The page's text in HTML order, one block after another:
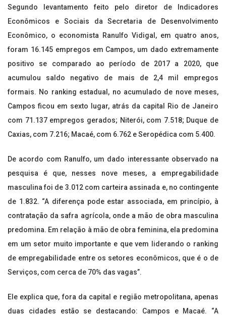
Segundo levantamento feito pelo diretor de Indicadores
Econômicos e Sociais da Secretaria de Desenvolvimento
Econômico, o economista Ranulfo Vidigal, em quatro anos,
foram 16.145 empregos em Campos, um dado extremamente
positivo se comparado ao período de 2017 a 2020, que
acumulou saldo negativo de mais de 2,4 mil empregos
formais. No ranking estadual, no acumulado de nove meses,
Campos ficou em sexto lugar, atrás da capital Rio de Janeiro
com 71.137 empregos gerados; Niterói, com 7.518; Duque de
Caxias, com 7.216; Macaé, com 6.762 e Seropédica com 5.400.
De acordo com Ranulfo, um dado interessante observado na
pesquisa é que, nesses nove meses, a empregabilidade
masculina foi de 3.012 com carteira assinada e, no contingente
de 1.832. “A diferença pode estar associada, em princípio, à
contratação da safra agrícola, onde a mão de obra masculina
predomina. Em relação à mão de obra feminina, ela predomina
em um setor muito importante e que vem liderando o ranking
de empregabilidade entre os setores econômicos, que é o de
Serviços, com cerca de 70% das vagas”.
Ele explica que, fora da capital e região metropolitana, apenas
duas cidades estão se destacando: Campos e Macaé. “A